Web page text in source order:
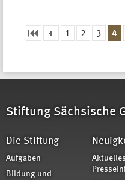
1 2 3 4
Stiftung Sächsische
Die Stiftung
Aufgaben
Bildung und